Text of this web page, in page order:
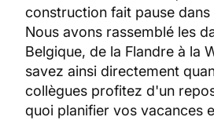
construction fait pause
Nous avons rassemblé les
Belgique, de la Flandre à la
savez ainsi directement
collègues profitez d'un
quoi planifier vos vacances